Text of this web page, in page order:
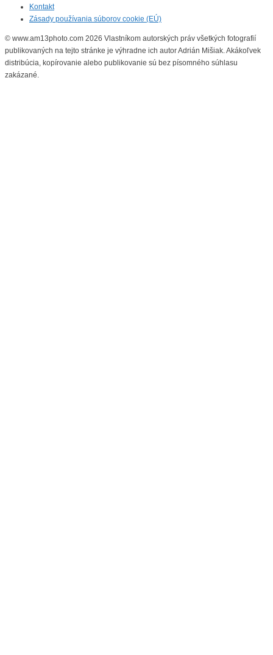
Kontakt
Zásady používania súborov cookie (EÚ)
© www.am13photo.com 2026 Vlastníkom autorských práv všetkých fotografií
publikovaných na tejto stránke je výhradne ich autor Adrián Mišiak. Akákoľvek
distribúcia, kopírovanie alebo publikovanie sú bez písomného súhlasu
zakázané.